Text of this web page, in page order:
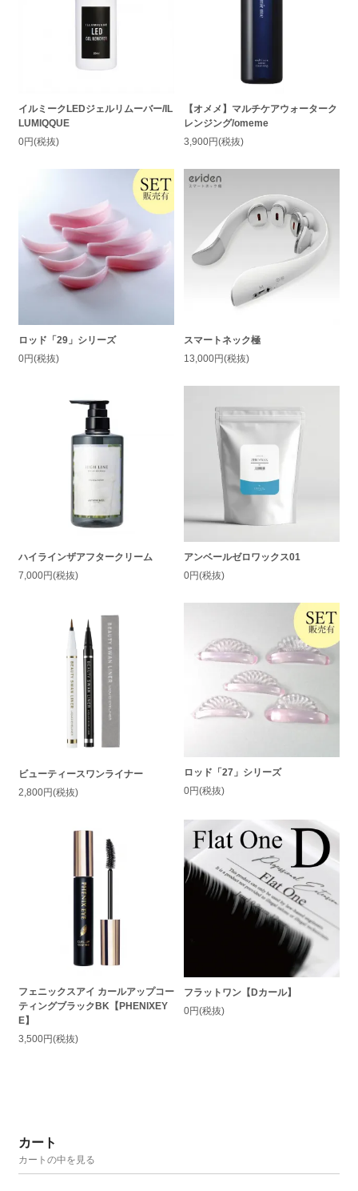
イルミークLEDジェルリムーバー/IL
LUMIQQUE
0円(税抜)
【オメメ】マルチケアウォーターク
レンジング/omeme
3,900円(税抜)
ロッド「29」シリーズ
0円(税抜)
スマートネック極
13,000円(税抜)
ハイラインザアフタークリーム
7,000円(税抜)
アンベールゼロワックス01
0円(税抜)
ビューティースワンライナー
2,800円(税抜)
ロッド「27」シリーズ
0円(税抜)
フェニックスアイ カールアップコー
ティングブラックBK【PHENIXEY
E】
3,500円(税抜)
フラットワン【Dカール】
0円(税抜)
カート
カートの中を見る